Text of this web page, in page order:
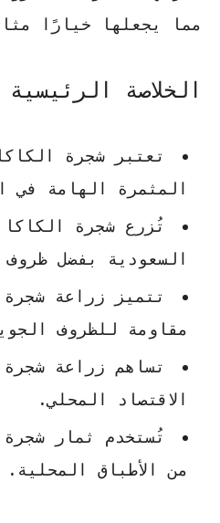
مما يجعلها خيارًا
الخلاصة الرئيسية
تعتبر شجرة الكاكا
المثمرة الهامة في
تُزرع شجرة الكاكا
السعودية بفضل
تتميز زراعة شجرة
مقاومة للظروف
تساهم زراعة شجرة
الاقتصاد المحلي.
تُستخدم
ثمار شجرة
من الأطباق المحلية.